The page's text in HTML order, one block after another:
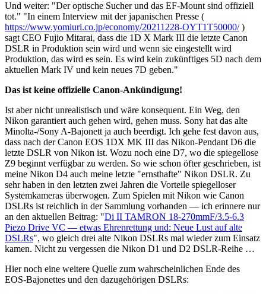
Und weiter: "Der optische Sucher und das EF-Mount sind offiziell
tot." "In einem Interview mit der japanischen Presse (
https://www.yomiuri.co.jp/economy/20211228-OYT1T50000/)
sagt CEO Fujio Mitarai, dass die 1D X Mark III die letzte Canon
DSLR in Produktion sein wird und wenn sie eingestellt wird
Produktion, das wird es sein. Es wird kein zukünftiges 5D nach dem
aktuellen Mark IV und kein neues 7D geben."
Das ist keine offizielle Canon-Ankündigung!
Ist aber nicht unrealistisch und wäre konsequent. Ein Weg, den
Nikon garantiert auch gehen wird, gehen muss. Sony hat das alte
Minolta-/Sony A-Bajonett ja auch beerdigt. Ich gehe fest davon aus,
dass nach der Canon EOS 1DX MK III das Nikon-Pendant D6 die
letzte DSLR von Nikon ist. Wozu noch eine D7, wo die spiegellose
Z9 beginnt verfügbar zu werden. So wie schon öfter geschrieben, ist
meine Nikon D4 auch meine letzte "ernsthafte" Nikon DSLR. Zu
sehr haben in den letzten zwei Jahren die Vorteile spiegelloser
Systemkameras überwogen. Zum Spielen mit Nikon wie Canon
DSLRs ist reichlich in der Sammlung vorhanden — ich erinnere nur
an den aktuellen Beitrag: "Di II TAMRON 18-270mmF/3.5-6.3
Piezo Drive VC — etwas Ehrenrettung und: Neue Lust auf alte
DSLRs", wo gleich drei alte Nikon DSLRs mal wieder zum Einsatz
kamen. Nicht zu vergessen die Nikon D1 und D2 DSLR-Reihe …
Hier noch eine weitere Quelle zum wahrscheinlichen Ende des
EOS-Bajonettes und den dazugehörigen DSLRs: